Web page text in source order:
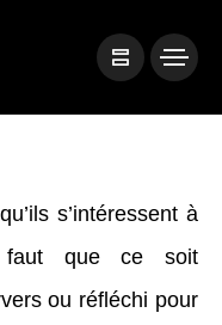
s’intéressent à
que ce soit
ou réfléchi pour